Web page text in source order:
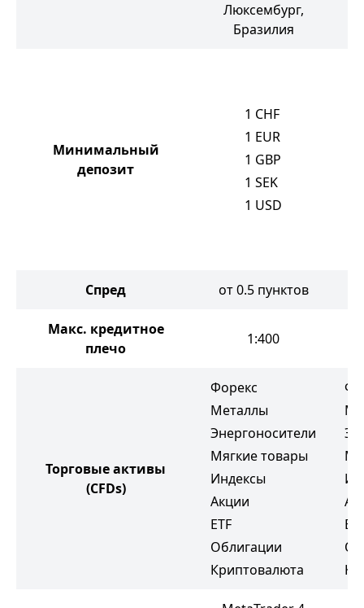
Люксембург,
Бразилия
Минимальный
депозит
1 CHF
1 EUR
1 GBP
1 SEK
1 USD
Спред от 0.5 пунктов
Макс. кредитное
плечо
1:400
Торговые активы
(CFDs)
Форекс
Металлы
Энергоносители
Мягкие товары
Индексы
Акции
ETF
Облигации
Криптовалюта